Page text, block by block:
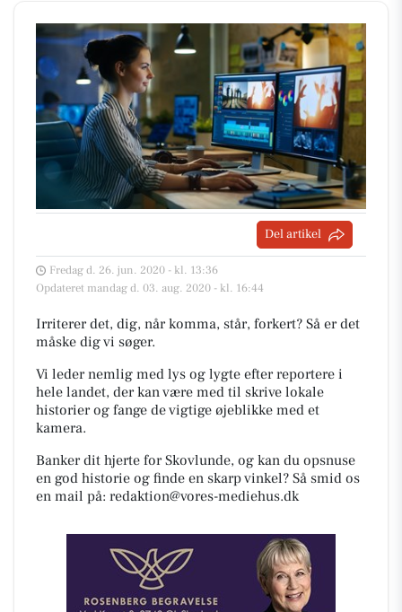
Del artikel
Fredag d. 26. jun. 2020 - kl. 13:36
Opdateret mandag d. 03. aug. 2020 - kl. 16:44
Irriterer det, dig, når komma, står, forkert? Så er det
måske dig vi søger.
Vi leder nemlig med lys og lygte efter reportere i
hele landet, der kan være med til skrive lokale
historier og fange de vigtige øjeblikke med et
kamera.
Banker dit hjerte for Skovlunde, og kan du opsnuse
en god historie og finde en skarp vinkel? Så smid os
en mail på: redaktion@vores-mediehus.dk